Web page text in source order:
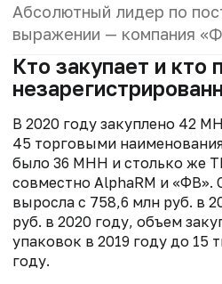
Абсолютный лидер по
выражении — компания
Кто закупает и кто
В 2020 году закуплено 42
45 торговыми
было 36 МНН и столько же
совместно AlphaRM и «ФВ».
выросла с 758,6 млн руб. в
руб. в 2020 году, объем
упаковок в 2019 году до 15
году.